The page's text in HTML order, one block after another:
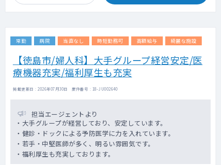
・受診者；協会けんぽ加入者の被扶養者の方
が主となります
はじめに説明を行った後、診察をお願いする
・心電図やレントゲンなどの撮影がある場合
も、後日、施設で二次読影を行いますので、
ございません。
・白衣・聴診器は依頼元でもご用意可能です
常勤 病院 当直なし 時短勤務可 高額給与 綺麗な施設
【徳島市/婦人科】大手グループ経営安定/医
療機器充実/福利厚生も充実
掲載更新日 : 2026年07月30日 案件番号 : 18-JU002640
担当エージェントより
・大手グループが経営しており、安定しています。
・健診・ドックによる予防医学に力を入れています。
・若手・中堅医師が多く、明るい雰囲気です。
・福利厚生も充実しております。